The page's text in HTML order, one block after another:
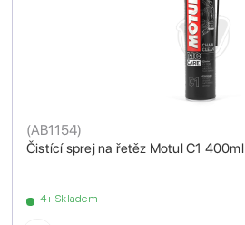
Čistící sprej na řetěz Motul C1 400ml
(AB1154)
4+ Skladem